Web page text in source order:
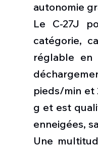
autonomie
Le C-27J
catégorie,
réglable
pieds/min et
g et est
enneigées,
Une